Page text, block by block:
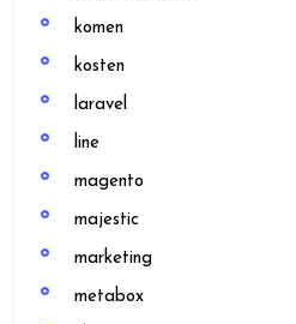
komen
kosten
laravel
line
magento
majestic
marketing
metabox